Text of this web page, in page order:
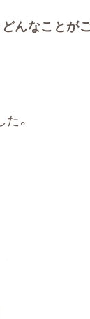
んなことが
。